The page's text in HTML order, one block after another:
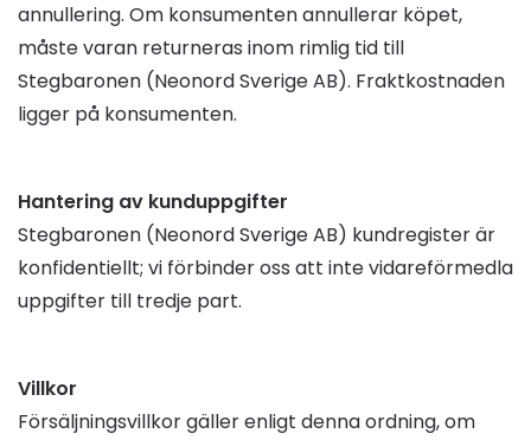
annullering. Om konsumenten annullerar köpet,
måste varan returneras inom rimlig tid till
Stegbaronen (Neonord Sverige AB). Fraktkostnaden
ligger på konsumenten.
Hantering av kunduppgifter
Stegbaronen (Neonord Sverige AB) kundregister är
konfidentiellt; vi förbinder oss att inte vidareförmedla
uppgifter till tredje part.
Villkor
Försäljningsvillkor gäller enligt denna ordning, om